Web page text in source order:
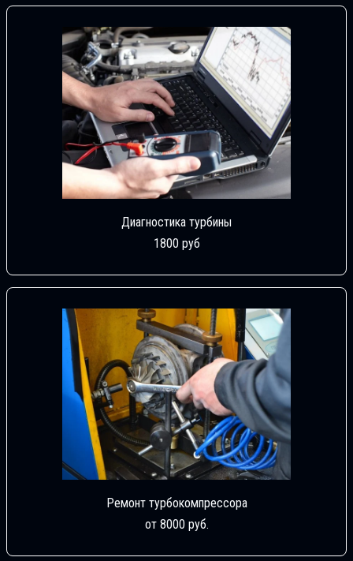
Диагностика турбины
1800 руб
Ремонт турбокомпрессора
от 8000 руб.